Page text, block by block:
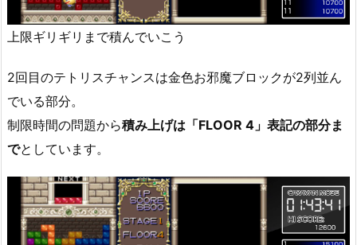
上限ギリギリまで積んでいこう
2回目のテトリスチャンスは金色お邪魔ブロックが2列並ん
でいる部分。
制限時間の問題から積み上げは「FLOOR 4」表記の部分ま
でとしています。